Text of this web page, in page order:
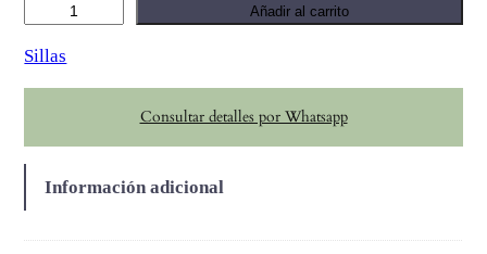
l
y
c
n
t
Añadir al carrito
Sillas
Consultar detalles por Whatsapp
Información adicional